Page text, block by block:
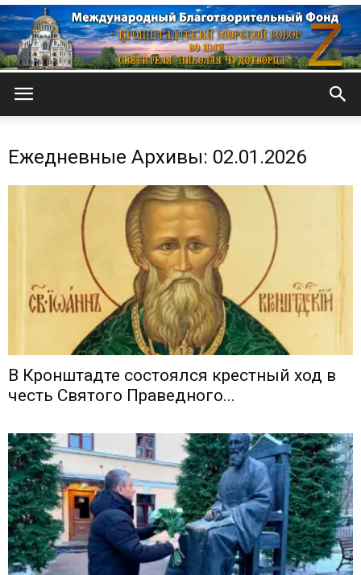
собор
Ежедневные Архивы: 02.01.2026
В Кронштадте состоялся крестный ход в
честь Святого Праведного...